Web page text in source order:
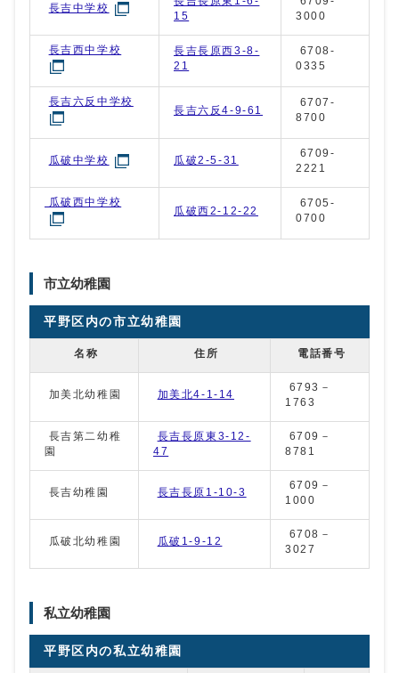
長吉中学校
15
3000
長吉西中学校
長吉長原西3-8-
21
6708-
0335
長吉六反中学校
長吉六反4-9-61
6707-
8700
瓜破中学校 瓜破2-5-31
6709-
2221
瓜破西中学校
瓜破西2-12-22
6705-
0700
市立幼稚園
平野区内の市立幼稚園
名称 住所 電話番号
加美北幼稚園 加美北4-1-14
6793－
1763
長吉第二幼稚
園
長吉長原東3-12-
47
6709－
8781
長吉幼稚園 長吉長原1-10-3
6709－
1000
瓜破北幼稚園 瓜破1-9-12
6708－
3027
私立幼稚園
平野区内の私立幼稚園